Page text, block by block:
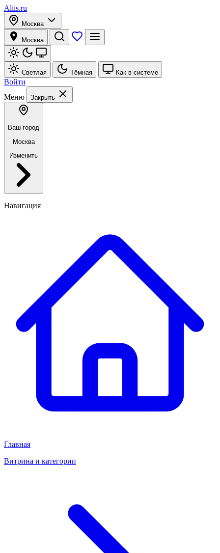
Aliis.ru
Москва
Москва
Светлая Тёмная Как в системе
Войти
Меню
Закрыть
Ваш город
Москва
Изменить
Навигация
Главная
Витрина и категории